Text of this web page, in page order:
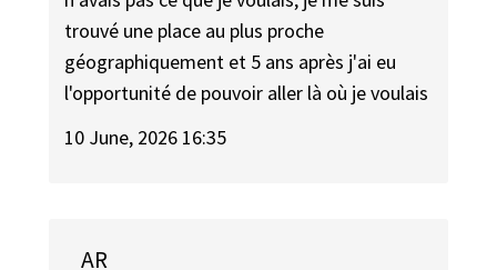
trouvé une place au plus proche
géographiquement et 5 ans après j'ai eu
l'opportunité de pouvoir aller là où je voulais
10 June, 2026 16:35
AR